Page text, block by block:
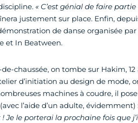
« C’est génial de faire partie
justement sur place. Enfin,
de danse organisée par
et In Beatween.
chaussée, on tombe sur Hakim, 12
d’initiation au design de mode,
machines à coudre, il
l’aide d’un adulte,
! Je le porterai la prochaine fois que